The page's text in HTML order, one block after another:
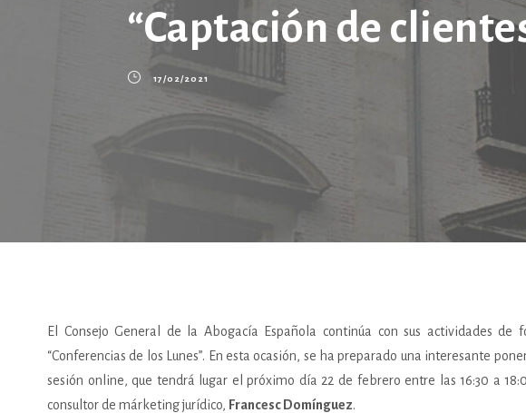
“Captación de
17/02/2021
El Consejo General de la Abogacía Española continúa con sus actividades
“Conferencias de los Lunes”. En esta ocasión, se ha preparado una interesante
sesión online, que tendrá lugar el próximo día 22 de febrero entre las 16:30 a
consultor de márketing jurídico, Francesc Domínguez.